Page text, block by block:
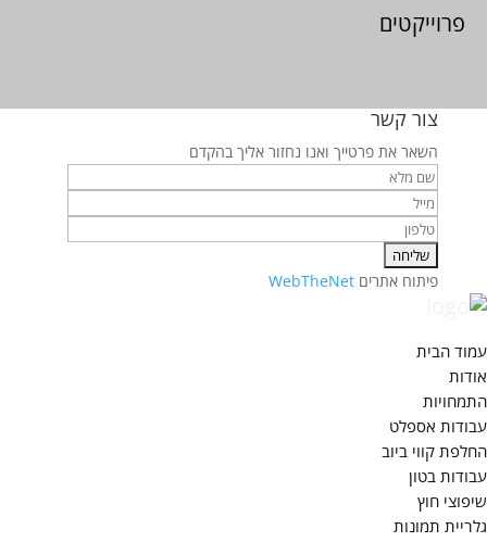
פרוייקטים
צור קשר
השאר את פרטייך ואנו נחזור אליך בהקדם
פיתוח אתרים WebTheNet
עמוד הבית
אודות
התמחויות
עבודות אספלט
החלפת קווי ביוב
עבודות בטון
שיפוצי חוץ
גלריית תמונות